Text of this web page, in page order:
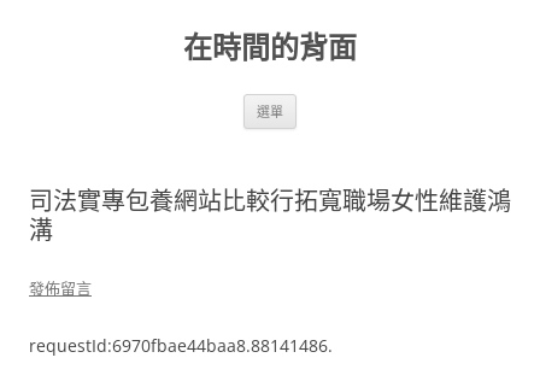
在時間的背面
選單
司法實專包養網站比較行拓寬職場女性維護鴻
溝
發佈留言
requestId:6970fbae44baa8.88141486.